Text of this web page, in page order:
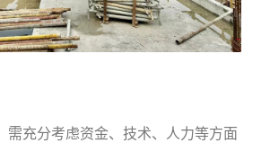
需充分考虑资金、技术、人力等方面